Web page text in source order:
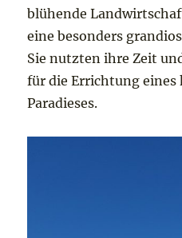
blühende
eine besonders
Sie nutzten ihre Zeit
für die Errichtung
Paradieses.